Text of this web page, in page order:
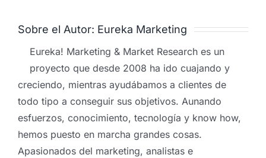
Sobre el Autor: Eureka Marketing
Eureka! Marketing & Market Research es un
proyecto que desde 2008 ha ido cuajando y
creciendo, mientras ayudábamos a clientes de
todo tipo a conseguir sus objetivos. Aunando
esfuerzos, conocimiento, tecnología y know how,
hemos puesto en marcha grandes cosas.
Apasionados del marketing, analistas e